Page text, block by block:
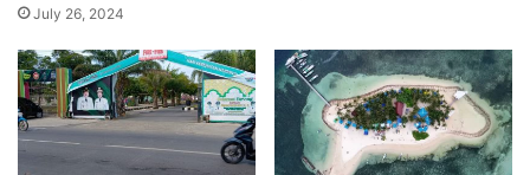
July 26, 2024